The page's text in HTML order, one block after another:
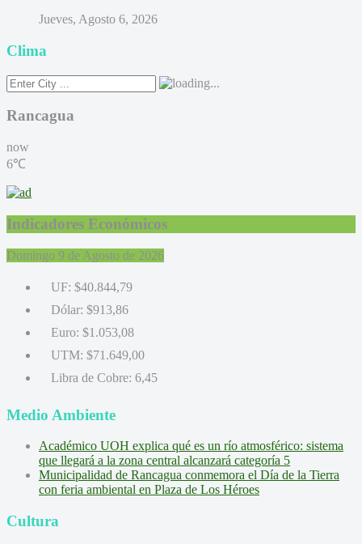
Jueves, Agosto 6, 2026
Clima
Rancagua
now
6℃
Indicadores Económicos
Domingo 9 de Agosto de 2026
UF: $40.844,79
Dólar: $913,86
Euro: $1.053,08
UTM: $71.649,00
Libra de Cobre: 6,45
Medio Ambiente
Académico UOH explica qué es un río atmosférico: sistema
que llegará a la zona central alcanzará categoría 5
Municipalidad de Rancagua conmemora el Día de la Tierra
con feria ambiental en Plaza de Los Héroes
Cultura